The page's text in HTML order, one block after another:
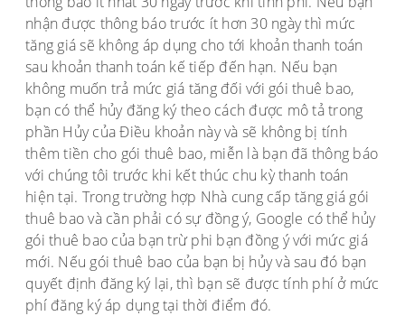
nhận được thông báo trước ít hơn 30 ngày thì mức
tăng giá sẽ không áp dụng cho tới khoản thanh toán
sau khoản thanh toán kế tiếp đến hạn. Nếu bạn
không muốn trả mức giá tăng đối với gói thuê bao,
bạn có thể hủy đăng ký theo cách được mô tả trong
phần Hủy của Điều khoản này và sẽ không bị tính
thêm tiền cho gói thuê bao, miễn là bạn đã thông báo
với chúng tôi trước khi kết thúc chu kỳ thanh toán
hiện tại. Trong trường hợp Nhà cung cấp tăng giá gói
thuê bao và cần phải có sự đồng ý, Google có thể hủy
gói thuê bao của bạn trừ phi bạn đồng ý với mức giá
mới. Nếu gói thuê bao của bạn bị hủy và sau đó bạn
quyết định đăng ký lại, thì bạn sẽ được tính phí ở mức
phí đăng ký áp dụng tại thời điểm đó.